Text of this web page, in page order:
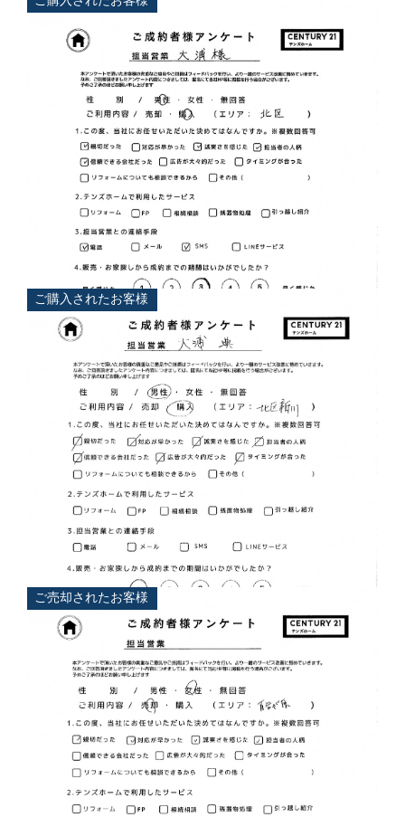
担当
大浦 典
担当
大浦 典
ご購入されたお客様
ご売却されたお客様